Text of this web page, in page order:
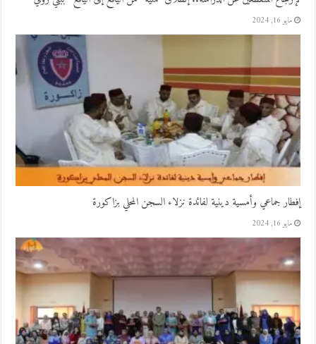
مايو 16, 2024
إفطار جماعي وأمسية دينية لفائدة نزلاء السجن المحلي بزاكورة
مايو 16, 2024